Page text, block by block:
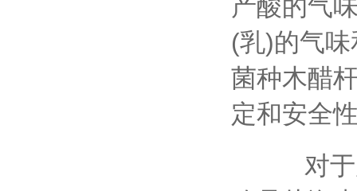
产酸的气
(乳)的气
菌种木醋
定和安全
对于原